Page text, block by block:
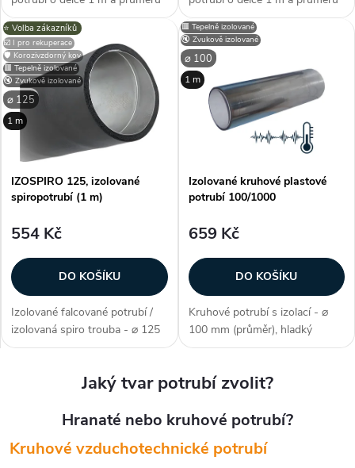
200 mm se používá k distribuci
většího množství vzduchu jak
mezi rekuperační jednotkou a
sáním/výstupem, tak i mezi...
160 mm se používá k distribuci
většího množství vzduchu jak
mezi rekuperační jednotkou a
sáním/výstupem, tak i mezi...
⌀ 125
⭐️ Volba zákazníků
🟥 Tepelně izolované
🔇 Zvukově izolované
☑️ I pro rekuperace
🛡️ Korozivzdorný kov
1 m
IZOSPIRO 125, izolované
spiropotrubí (1 m)
554 Kč
DO KOŠÍKU
Izolované falcované potrubí /
izolovaná spiro trouba - ⌀ 125
mm, délka 1 m, tloušťka 9 mm,
pozinkovaný plech, izolace
⌀ 100
🟥 Tepelně izolované
🔇 Zvukově izolované
1 m
Izolované kruhové plastové
potrubí 100/1000
659 Kč
DO KOŠÍKU
Kruhové potrubí s izolací - ⌀
100 mm (průměr), hladký
povrch, lepící pás (elastomerní
fólie (o tloušt"ce 5 um), snižuje
Jaký tvar potrubí zvolit?
Hranaté nebo kruhové potrubí?
Kruhové vzduchotechnické potrubí